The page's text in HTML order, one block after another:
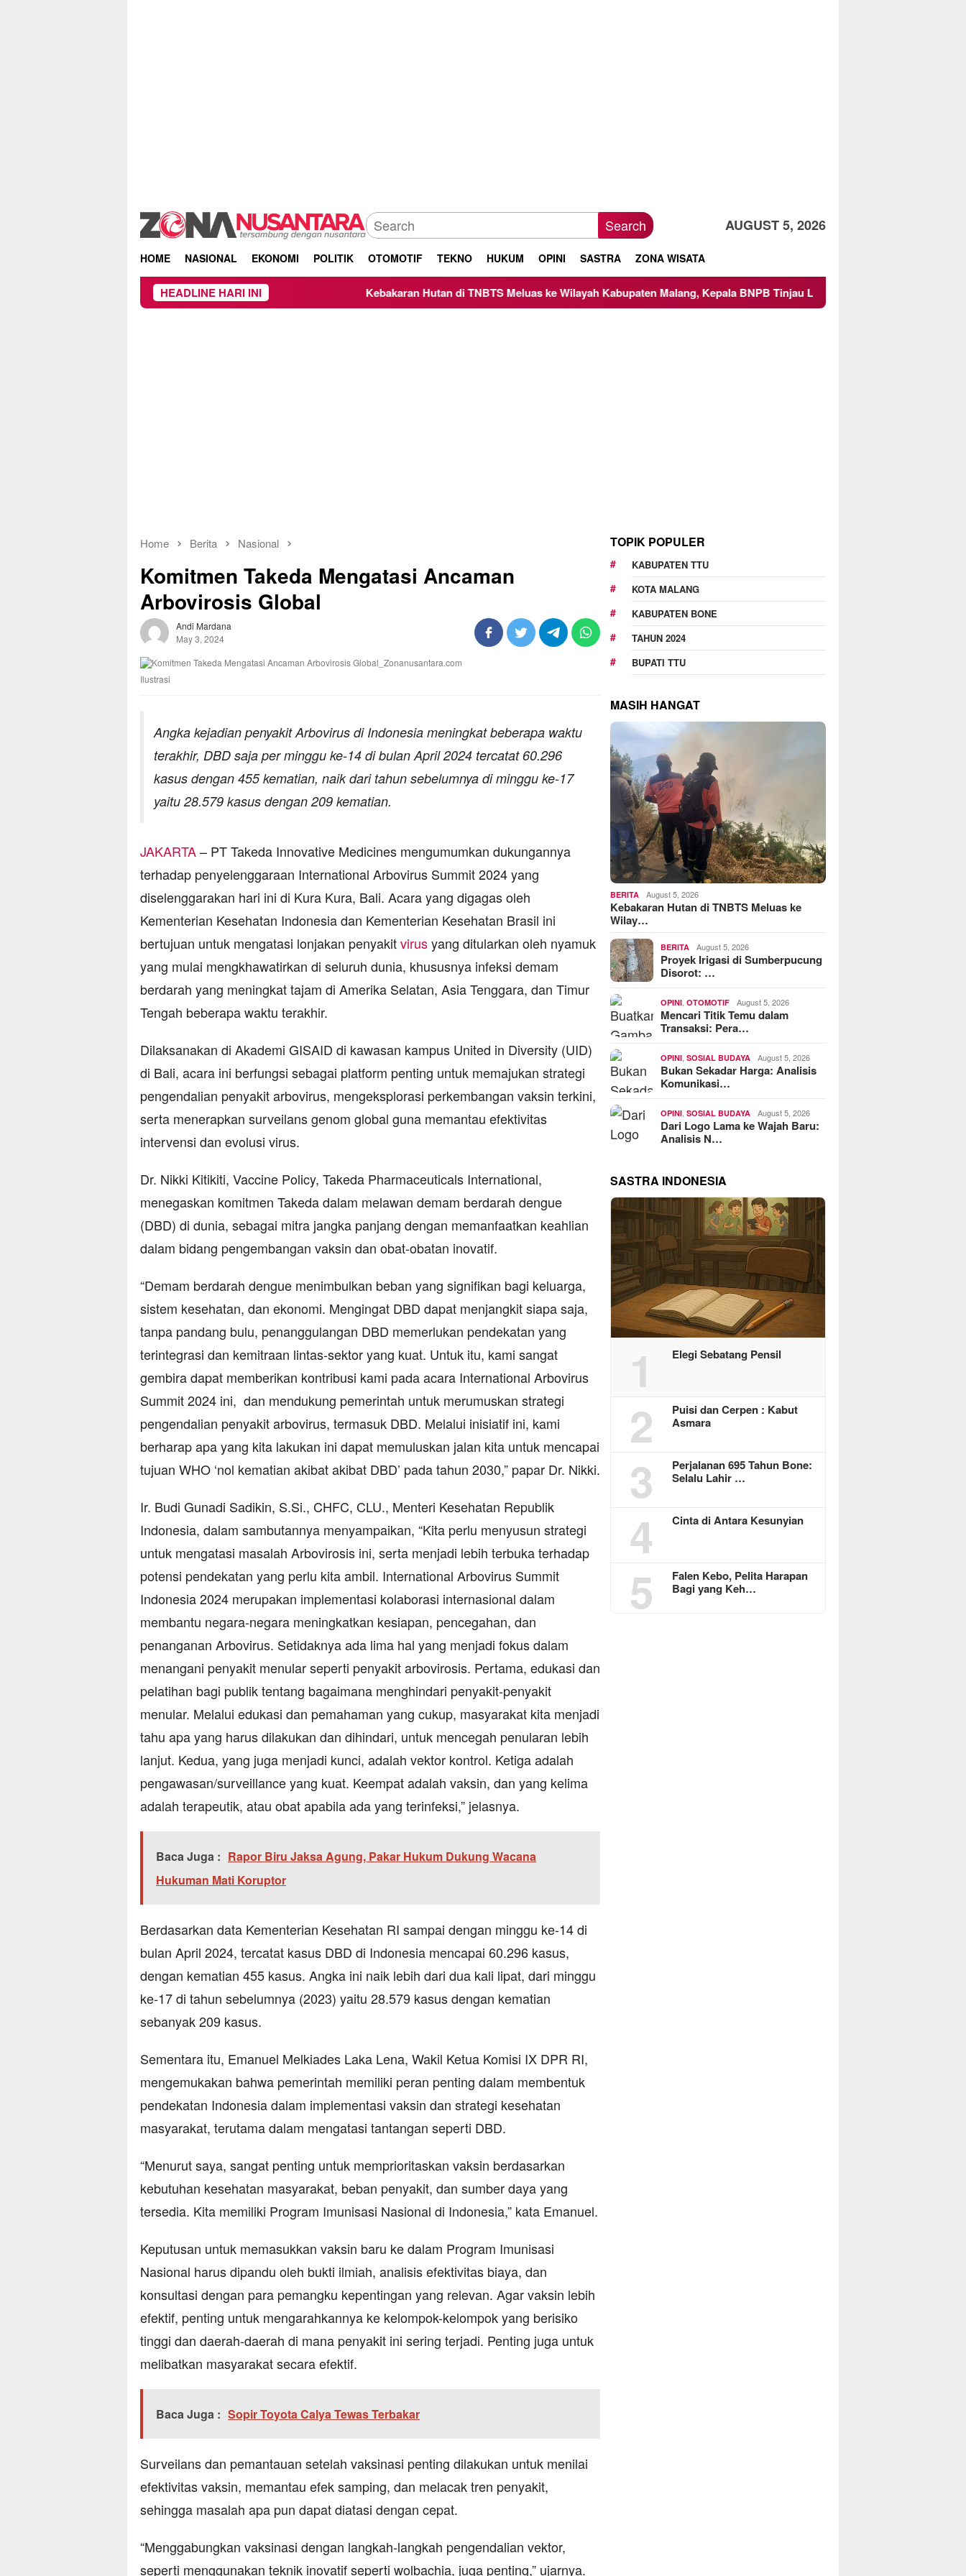
Search AUGUST 5, 2026
HOME NASIONAL EKONOMI POLITIK OTOMOTIF TEKNO HUKUM OPINI SASTRA ZONA WISATA
HEADLINE HARI INI Kebakaran Hutan di TNBTS Meluas ke Wilayah Kabupaten Malang, Kepala BNPB Tinjau Langsung Lokasi
Home Berita Nasional
Komitmen Takeda Mengatasi Ancaman
Arbovirosis Global
Andi Mardana
May 3, 2024
Ilustrasi
Angka kejadian penyakit Arbovirus di Indonesia meningkat beberapa waktu
terakhir, DBD saja per minggu ke-14 di bulan April 2024 tercatat 60.296
kasus dengan 455 kematian, naik dari tahun sebelumnya di minggu ke-17
yaitu 28.579 kasus dengan 209 kematian.
JAKARTA– PT Takeda Innovative Medicines mengumumkan dukungannya
terhadap penyelenggaraan International Arbovirus Summit 2024 yang
diselenggarakan hari ini di Kura Kura, Bali. Acara yang digagas oleh
Kementerian Kesehatan Indonesia dan Kementerian Kesehatan Brasil ini
bertujuan untuk mengatasi lonjakan penyakitvirusyang ditularkan oleh nyamuk
yang mulai mengkhawatirkan di seluruh dunia, khususnya infeksi demam
berdarah yang meningkat tajam di Amerika Selatan, Asia Tenggara, dan Timur
Tengah beberapa waktu terakhir.
Dilaksanakan di Akademi GISAID di kawasan kampus United in Diversity (UID)
di Bali, acara ini berfungsi sebagai platform penting untuk memajukan strategi
pengendalian penyakit arbovirus, mengeksplorasi perkembangan vaksin terkini,
serta menerapkan surveilans genom global guna memantau efektivitas
intervensi dan evolusi virus.
Dr. Nikki Kitikiti, Vaccine Policy, Takeda Pharmaceuticals International,
menegaskan komitmen Takeda dalam melawan demam berdarah dengue
(DBD) di dunia, sebagai mitra jangka panjang dengan memanfaatkan keahlian
dalam bidang pengembangan vaksin dan obat-obatan inovatif.
“Demam berdarah dengue menimbulkan beban yang signifikan bagi keluarga,
sistem kesehatan, dan ekonomi. Mengingat DBD dapat menjangkit siapa saja,
tanpa pandang bulu, penanggulangan DBD memerlukan pendekatan yang
terintegrasi dan kemitraan lintas-sektor yang kuat. Untuk itu, kami sangat
gembira dapat memberikan kontribusi kami pada acara International Arbovirus
Summit 2024 ini, dan mendukung pemerintah untuk merumuskan strategi
pengendalian penyakit arbovirus, termasuk DBD. Melalui inisiatif ini, kami
berharap apa yang kita lakukan ini dapat memuluskan jalan kita untuk mencapai
tujuan WHO ‘nol kematian akibat akibat DBD’ pada tahun 2030,” papar Dr. Nikki.
Ir. Budi Gunadi Sadikin, S.Si., CHFC, CLU., Menteri Kesehatan Republik
Indonesia, dalam sambutannya menyampaikan, “Kita perlu menyusun strategi
untuk mengatasi masalah Arbovirosis ini, serta menjadi lebih terbuka terhadap
potensi pendekatan yang perlu kita ambil. International Arbovirus Summit
Indonesia 2024 merupakan implementasi kolaborasi internasional dalam
membantu negara-negara meningkatkan kesiapan, pencegahan, dan
penanganan Arbovirus. Setidaknya ada lima hal yang menjadi fokus dalam
menangani penyakit menular seperti penyakit arbovirosis. Pertama, edukasi dan
pelatihan bagi publik tentang bagaimana menghindari penyakit-penyakit
menular. Melalui edukasi dan pemahaman yang cukup, masyarakat kita menjadi
tahu apa yang harus dilakukan dan dihindari, untuk mencegah penularan lebih
lanjut. Kedua, yang juga menjadi kunci, adalah vektor kontrol. Ketiga adalah
pengawasan/surveillance yang kuat. Keempat adalah vaksin, dan yang kelima
adalah terapeutik, atau obat apabila ada yang terinfeksi,” jelasnya.
Baca Juga : Rapor Biru Jaksa Agung, Pakar Hukum Dukung Wacana
Hukuman Mati Koruptor
Berdasarkan data Kementerian Kesehatan RI sampai dengan minggu ke-14 di
bulan April 2024, tercatat kasus DBD di Indonesia mencapai 60.296 kasus,
dengan kematian 455 kasus. Angka ini naik lebih dari dua kali lipat, dari minggu
ke-17 di tahun sebelumnya (2023) yaitu 28.579 kasus dengan kematian
sebanyak 209 kasus.
Sementara itu, Emanuel Melkiades Laka Lena, Wakil Ketua Komisi IX DPR RI,
mengemukakan bahwa pemerintah memiliki peran penting dalam membentuk
pendekatan Indonesia dalam implementasi vaksin dan strategi kesehatan
masyarakat, terutama dalam mengatasi tantangan seperti DBD.
“Menurut saya, sangat penting untuk memprioritaskan vaksin berdasarkan
kebutuhan kesehatan masyarakat, beban penyakit, dan sumber daya yang
tersedia. Kita memiliki Program Imunisasi Nasional di Indonesia,” kata Emanuel.
Keputusan untuk memasukkan vaksin baru ke dalam Program Imunisasi
Nasional harus dipandu oleh bukti ilmiah, analisis efektivitas biaya, dan
konsultasi dengan para pemangku kepentingan yang relevan. Agar vaksin lebih
efektif, penting untuk mengarahkannya ke kelompok-kelompok yang berisiko
tinggi dan daerah-daerah di mana penyakit ini sering terjadi. Penting juga untuk
melibatkan masyarakat secara efektif.
Baca Juga : Sopir Toyota Calya Tewas Terbakar
Surveilans dan pemantauan setelah vaksinasi penting dilakukan untuk menilai
efektivitas vaksin, memantau efek samping, dan melacak tren penyakit,
sehingga masalah apa pun dapat diatasi dengan cepat.
“Menggabungkan vaksinasi dengan langkah-langkah pengendalian vektor,
seperti menggunakan teknik inovatif seperti wolbachia, juga penting,” ujarnya.
TOPIK POPULER
KABUPATEN TTU
KOTA MALANG
KABUPATEN BONE
TAHUN 2024
BUPATI TTU
MASIH HANGAT
BERITA August 5, 2026
Kebakaran Hutan di TNBTS Meluas ke
Wilay…
BERITA August 5, 2026
Proyek Irigasi di Sumberpucung
Disorot: …
OPINI ,OTOMOTIF August 5, 2026
Mencari Titik Temu dalam
Transaksi: Pera…
OPINI ,SOSIAL BUDAYA August 5, 2026
Bukan Sekadar Harga: Analisis
Komunikasi…
OPINI ,SOSIAL BUDAYA August 5, 2026
Dari Logo Lama ke Wajah Baru:
Analisis N…
SASTRA INDONESIA
1 Elegi Sebatang Pensil
2
Puisi dan Cerpen : Kabut
Asmara
3
Perjalanan 695 Tahun Bone:
Selalu Lahir …
4 Cinta di Antara Kesunyian
5
Falen Kebo, Pelita Harapan
Bagi yang Keh…